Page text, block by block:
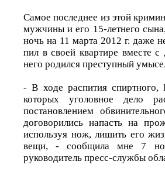
Самое последнее из этой
мужчины и его 15-летнего
ночь на 11 марта 2012 г. даже
пил в своей квартире вместе
него родился преступный
- В ходе распития
которых уголовное дело
постановлением
договорились напасть на
используя нож, лишить его
вещи, - сообщила мне 7
руководитель пресс-службы